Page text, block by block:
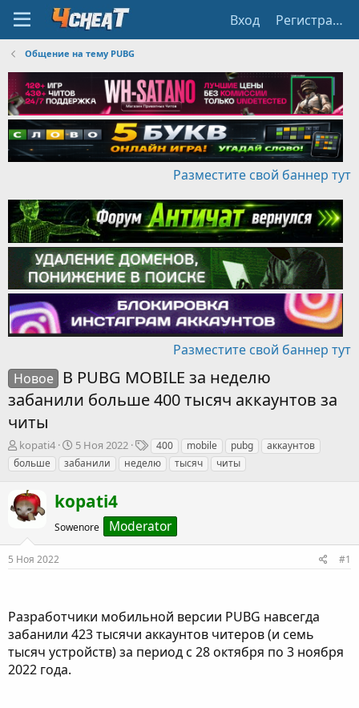
Вход Регистрация
Общение на тему PUBG
Разместите свой баннер тут
Разместите свой баннер тут
Новое
В PUBG MOBILE за неделю
забанили больше 400 тысяч аккаунтов за
читы
А
в
т
р
т
м
ы
kopati4
Д
а
т
н
а
ч
а
5 Ноя 2022
Т
е
г
400 mobile pubg
аккаунтов
больше
забанили неделю тысяч читы
kopati4
Sowenore Moderator
5 Ноя 2022 #1
Разработчики мобильной версии PUBG навсегда
забанили 423 тысячи аккаунтов читеров (и семь
тысяч устройств) за период с 28 октября по 3 ноября
2022 года.